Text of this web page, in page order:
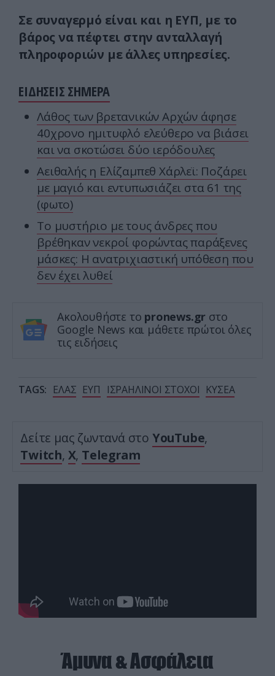
Σε συναγερμό είναι και η ΕΥΠ, με το
βάρος να πέφτει στην ανταλλαγή
πληροφοριών με άλλες υπηρεσίες.
ΕΙΔΗΣΕΙΣ ΣΗΜΕΡΑ
Λάθος των βρετανικών Αρχών άφησε
40χρονο ημιτυφλό ελεύθερο να βιάσει
και να σκοτώσει δύο ιερόδουλες
Αειθαλής η Ελίζαμπεθ Χάρλεϊ: Ποζάρει
με μαγιό και εντυπωσιάζει στα 61 της
(φωτο)
Το μυστήριο με τους άνδρες που
βρέθηκαν νεκροί φορώντας παράξενες
μάσκες: Η ανατριχιαστική υπόθεση που
δεν έχει λυθεί
Ακολουθήστε το pronews.gr στο
Google News και μάθετε πρώτοι όλες
τις ειδήσεις
TAGS: ΕΛΑΣ ΕΥΠ ΙΣΡΑΗΛΙΝΟΙ ΣΤΟΧΟΙ ΚΥΣΕΑ
Δείτε μας ζωντανά στο YouTube,
Twitch, X, Telegram
Άμυνα & Ασφάλεια